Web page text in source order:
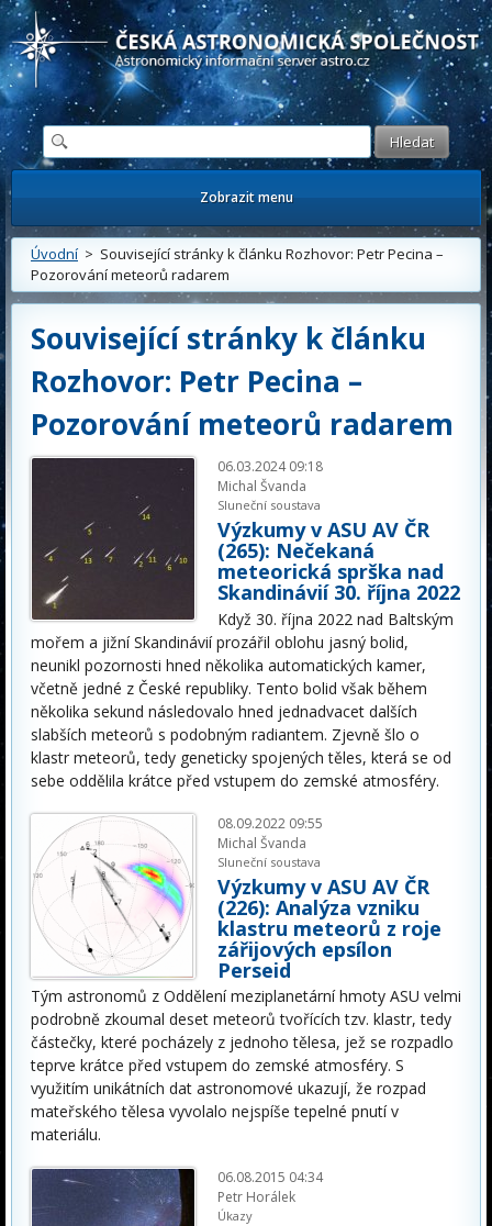
Česká astronomická společnost - Informační astronomický server
Zobrazit menu
Úvodní> Související stránky k článku Rozhovor: Petr Pecina –
Pozorování meteorů radarem
Související stránky k článku
Rozhovor: Petr Pecina –
Pozorování meteorů radarem
06.03.2024 09:18
Michal Švanda
Sluneční soustava
Výzkumy v ASU AV ČR
(265): Nečekaná
meteorická sprška nad
Skandinávií 30. října 2022
Když 30. října 2022 nad Baltským
mořem a jižní Skandinávií prozářil oblohu jasný bolid,
neunikl pozornosti hned několika automatických kamer,
včetně jedné z České republiky. Tento bolid však během
několika sekund následovalo hned jednadvacet dalších
slabších meteorů s podobným radiantem. Zjevně šlo o
klastr meteorů, tedy geneticky spojených těles, která se od
sebe oddělila krátce před vstupem do zemské atmosféry.
08.09.2022 09:55
Michal Švanda
Sluneční soustava
Výzkumy v ASU AV ČR
(226): Analýza vzniku
klastru meteorů z roje
zářijových epsílon
Perseid
Tým astronomů z Oddělení meziplanetární hmoty ASU velmi
podrobně zkoumal deset meteorů tvořících tzv. klastr, tedy
částečky, které pocházely z jednoho tělesa, jež se rozpadlo
teprve krátce před vstupem do zemské atmosféry. S
využitím unikátních dat astronomové ukazují, že rozpad
mateřského tělesa vyvolalo nejspíše tepelné pnutí v
materiálu.
06.08.2015 04:34
Petr Horálek
Úkazy